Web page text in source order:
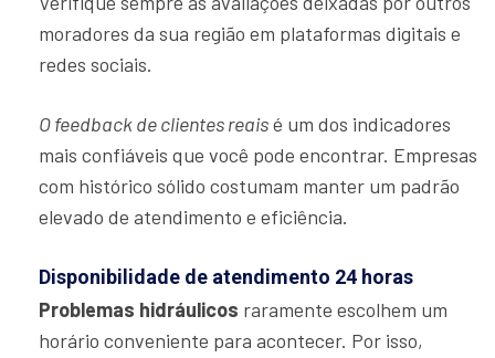
moradores da sua região em plataformas digitais e
redes sociais.
O feedback de clientes reaisé um dos indicadores
mais confiáveis que você pode encontrar. Empresas
com histórico sólido costumam manter um padrão
elevado de atendimento e eficiência.
Disponibilidade de atendimento 24 horas
Problemas hidráulicos raramente escolhem um
horário conveniente para acontecer. Por isso,